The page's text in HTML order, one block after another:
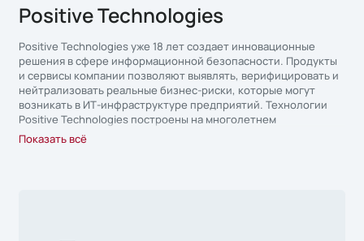
Positive Technologies
Positive Technologies уже 18 лет создает инновационные
решения в сфере информационной безопасности. Продукты
и сервисы компании позволяют выявлять, верифицировать и
нейтрализовать реальные бизнес-риски, которые могут
возникать в ИТ-инфраструктуре предприятий. Технологии
Positive Technologies построены на многолетнем
исследовательском опыте и экспертизе ведущих
специалистов по кибербезопасности. Продукты Positive
Показать всё